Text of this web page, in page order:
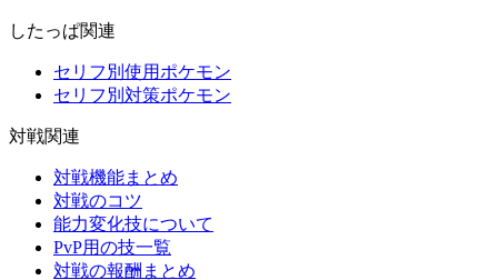
したっぱ関連
セリフ別使用ポケモン
セリフ別対策ポケモン
対戦関連
対戦機能まとめ
対戦のコツ
能力変化技について
PvP用の技一覧
対戦の報酬まとめ